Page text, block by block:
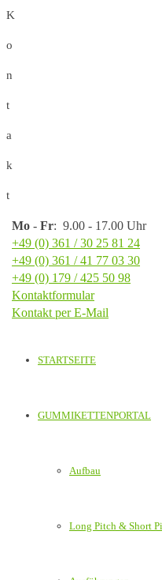
K
o
n
t
a
k
t
Mo - Fr: 9.00 - 17.00 Uhr
+49 (0) 361 / 30 25 81 24
+49 (0) 361 / 41 77 03 30
+49 (0) 179 / 425 50 98
Kontaktformular
Kontakt per E-Mail
STARTSEITE
GUMMIKETTENPORTAL
Aufbau
Long Pitch & Short